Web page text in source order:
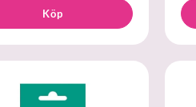
Köp